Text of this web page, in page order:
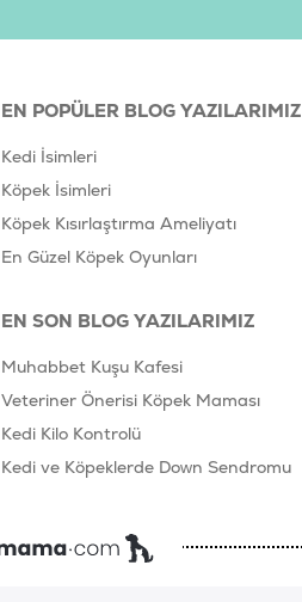
EN POPÜLER BLOG YAZILARIMIZ
Kedi İsimleri
Köpek İsimleri
Köpek Kısırlaştırma Ameliyatı
En Güzel Köpek Oyunları
EN SON BLOG YAZILARIMIZ
Muhabbet Kuşu Kafesi
Veteriner Önerisi Köpek Maması
Kedi Kilo Kontrolü
Kedi ve Köpeklerde Down Sendromu